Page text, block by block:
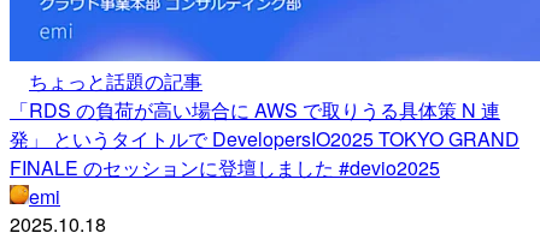
ちょっと話題の記事
「RDS の負荷が高い場合に AWS で取りうる具体策 N 連
発」 というタイトルで DevelopersIO2025 TOKYO GRAND
FINALE のセッションに登壇しました #devio2025
emi
2025.10.18